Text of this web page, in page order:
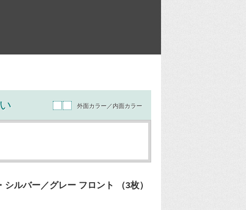
外面カラー／内面カラー
シルバー／グレー フロント （3枚）